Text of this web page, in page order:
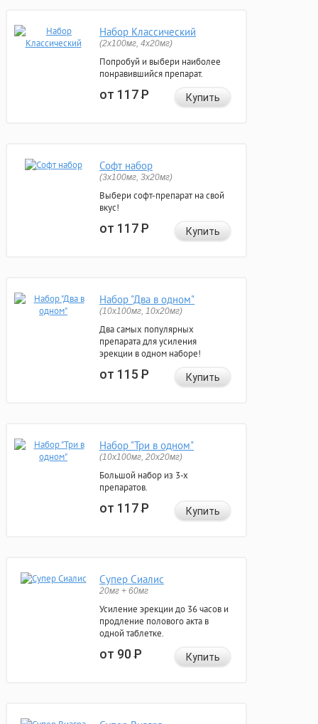
Набор Классический
(2x100мг, 4x20мг)
Попробуй и выбери наиболее
понравившийся препарат.
от 117Р Купить
Софт набор
(3x100мг, 3x20мг)
Выбери софт-препарат на свой
вкус!
от 117Р Купить
Набор "Два в одном"
(10x100мг, 10x20мг)
Два самых популярных
препарата для усиления
эрекции в одном наборе!
от 115Р Купить
Набор "Три в одном"
(10x100мг, 20x20мг)
Большой набор из 3-х
препаратов.
от 117Р Купить
Супер Сиалис
20мг + 60мг
Усиление эрекции до 36 часов и
продление полового акта в
одной таблетке.
от 90Р Купить